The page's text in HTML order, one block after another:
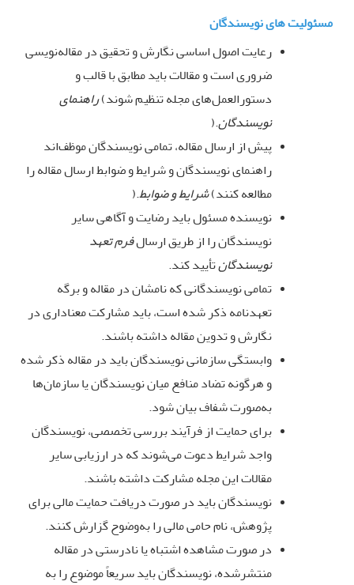
مسئولیت های نویسندگان
رعایت اصول اساسی نگارش و تحقیق در مقاله‌نویسی
ضروری است و مقالات باید مطابق با قالب و
دستورالعمل‌های مجله تنظیم شوند(راهنمای
نویسندگان).
پیش از ارسال مقاله، تمامی نویسندگان موظف‌اند
راهنمای نویسندگان و شرایط و ضوابط ارسال مقاله را
مطالعه کنند(شرایط و ضوابط).
نویسنده مسئول باید رضایت و آگاهی سایر
نویسندگان را از طریق ارسالفرم تعهد
نویسندگانتأیید کند.
تمامی نویسندگانی که نامشان در مقاله و برگه
تعهدنامه ذکر شده است، باید مشارکت معناداری در
نگارش و تدوین مقاله داشته باشند.
وابستگی سازمانی نویسندگان باید در مقاله ذکر شده
و هرگونه تضاد منافع میان نویسندگان یا سازمان‌ها
به‌صورت شفاف بیان شود.
برای حمایت از فرآیند بررسی تخصصی، نویسندگان
واجد شرایط دعوت می‌شوند که در ارزیابی سایر
مقالات این مجله مشارکت داشته باشند.
نویسندگان باید در صورت دریافت حمایت مالی برای
پژوهش، نام حامی مالی را به‌وضوح گزارش کنند.
در صورت مشاهده اشتباه یا نادرستی در مقاله
منتشرشده، نویسندگان باید سریعاً موضوع را به